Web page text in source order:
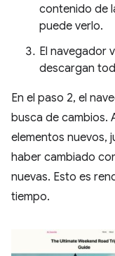
contenido de
puede verlo.
El navegador
descargan
En el paso 2, el
busca de cambios.
elementos nuevos,
haber cambiado
nuevas. Esto es
tiempo.